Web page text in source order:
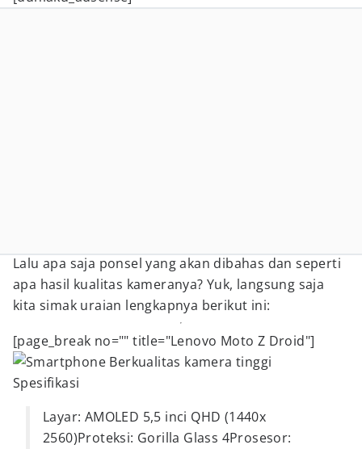
Lalu apa saja ponsel yang akan dibahas dan seperti
apa hasil kualitas kameranya? Yuk, langsung saja
kita simak uraian lengkapnya berikut ini:
[page_break no="" title="Lenovo Moto Z Droid"]
Spesifikasi
Layar: AMOLED 5,5 inci QHD (1440x
2560)Proteksi: Gorilla Glass 4Prosesor: